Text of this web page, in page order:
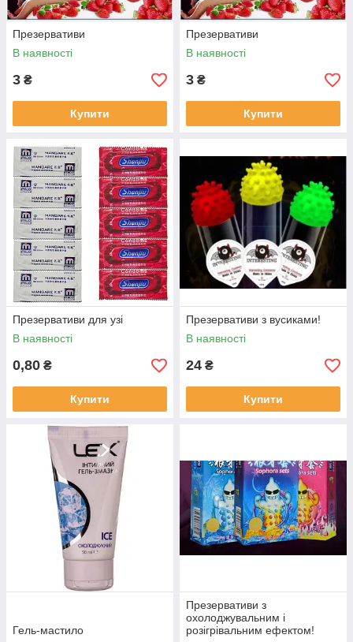
Презервативи
В наявності
3 ₴
Купити
Презервативи
В наявності
3 ₴
Купити
Презервативи для узі
В наявності
0,80 ₴
Купити
Презервативи з вусиками!
В наявності
24 ₴
Купити
Гель-мастило
Презервативи з
охолоджувальним і
розігрівальним ефектом!